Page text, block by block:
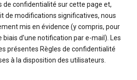
de confidentialité sur cette page et,
de modifications significatives, nous
mis en évidence (y compris, pour
biais d’une notification par e-mail). Les
présentes Règles de confidentialité
à la disposition des utilisateurs.